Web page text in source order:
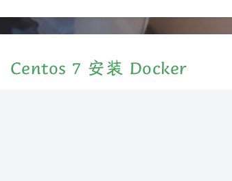
Centos 7 安装 Docker